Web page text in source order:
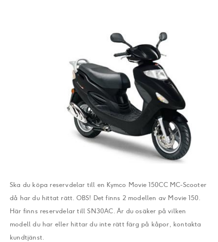
Ska du köpa reservdelar till en Kymco Movie 150CC MC-Scooter
då har du hittat rätt. OBS! Det finns 2 modellen av Movie 150.
Här finns reservdelar till SN30AC. Är du osäker på vilken
modell du har eller hittar du inte rätt färg på kåpor, kontakta
kundtjänst.